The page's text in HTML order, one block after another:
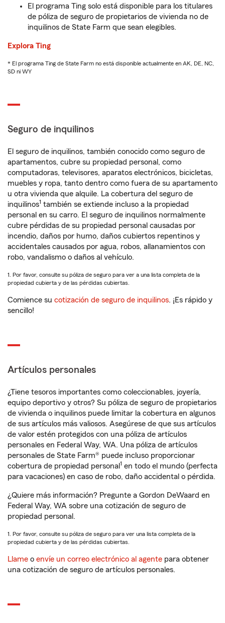
El programa Ting solo está disponible para los titulares
de póliza de seguro de propietarios de vivienda no de
inquilinos de State Farm que sean elegibles.
Explora Ting
* El programa Ting de State Farm no está disponible actualmente en AK, DE, NC,
SD ni WY
Seguro de inquilinos
El seguro de inquilinos, también conocido como seguro de
apartamentos, cubre su propiedad personal, como
computadoras, televisores, aparatos electrónicos, bicicletas,
muebles y ropa, tanto dentro como fuera de su apartamento
u otra vivienda que alquile. La cobertura del seguro de
inquilinos1 también se extiende incluso a la propiedad
personal en su carro. El seguro de inquilinos normalmente
cubre pérdidas de su propiedad personal causadas por
incendio, daños por humo, daños cubiertos repentinos y
accidentales causados por agua, robos, allanamientos con
robo, vandalismo o daños al vehículo.
1. Por favor, consulte su póliza de seguro para ver a una lista completa de la
propiedad cubierta y de las pérdidas cubiertas.
Comience su cotización de seguro de inquilinos. ¡Es rápido y
sencillo!
Artículos personales
¿Tiene tesoros importantes como coleccionables, joyería,
equipo deportivo y otros? Su póliza de seguro de propietarios
de vivienda o inquilinos puede limitar la cobertura en algunos
de sus artículos más valiosos. Asegúrese de que sus artículos
de valor estén protegidos con una póliza de artículos
personales en Federal Way, WA. Una póliza de artículos
personales de State Farm® puede incluso proporcionar
cobertura de propiedad personal 1 en todo el mundo (perfecta
para vacaciones) en caso de robo, daño accidental o pérdida.
¿Quiere más información? Pregunte a Gordon DeWaard en
Federal Way, WA sobre una cotización de seguro de
propiedad personal.
1. Por favor, consulte su póliza de seguro para ver una lista completa de la
propiedad cubierta y de las pérdidas cubiertas.
Llame o envíe un correo electrónico al agente para obtener
una cotización de seguro de artículos personales.